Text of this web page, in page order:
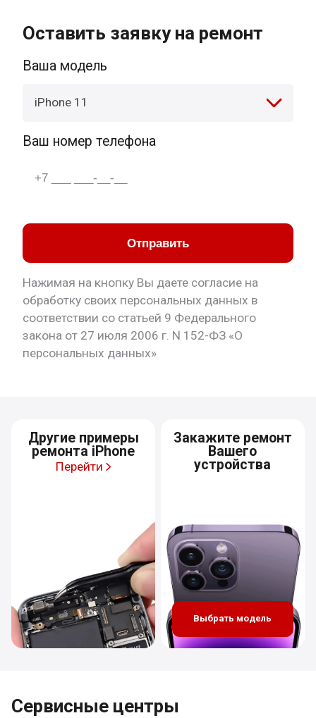
Оставить заявку на ремонт
Ваша модель
iPhone 11
Ваш номер телефона
Отправить
Нажимая на кнопку Вы даете согласие на
обработку своих персональных данных в
соответствии со статьей 9 Федерального
закона от 27 июля 2006 г. N 152-ФЗ «О
персональных данных»
Другие примеры
ремонта iPhone
Перейти
Закажите ремонт
Вашего
устройства
Выбрать модель
Сервисные центры